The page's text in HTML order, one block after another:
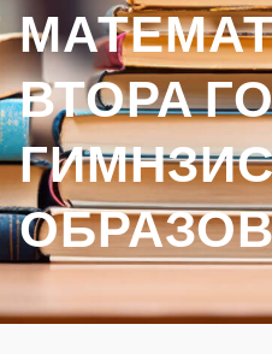
ВТОРА